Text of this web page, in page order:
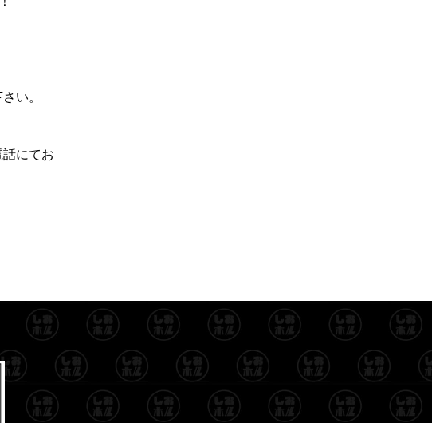
い。
にてお